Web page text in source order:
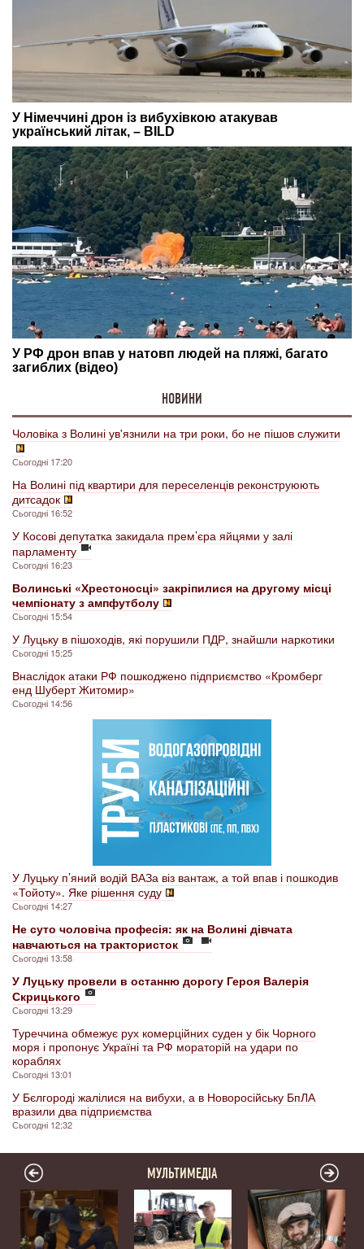
НОВИНИ
Чоловіка з Волині ув'язнили на три роки, бо не пішов служити
Сьогодні 17:20
На Волині під квартири для переселенців реконструюють
дитсадок
Сьогодні 16:52
У Косові депутатка закидала прем’єра яйцями у залі
парламенту
Сьогодні 16:23
Волинські «Хрестоносці» закріпилися на другому місці
чемпіонату з ампфутболу
Сьогодні 15:54
У Луцьку в пішоходів, які порушили ПДР, знайшли наркотики
Сьогодні 15:25
Внаслідок атаки РФ пошкоджено підприємство «Кромберг
енд Шуберт Житомир»
Сьогодні 14:56
У Луцьку п’яний водій ВАЗа віз вантаж, а той впав і пошкодив
«Тойоту». Яке рішення суду
Сьогодні 14:27
Не суто чоловіча професія: як на Волині дівчата
навчаються на трактористок
Сьогодні 13:58
У Луцьку провели в останню дорогу Героя Валерія
Скрицького
Сьогодні 13:29
Туреччина обмежує рух комерційних суден у бік Чорного
моря і пропонує Україні та РФ мораторій на удари по
кораблях
Сьогодні 13:01
У Бєлгороді жалілися на вибухи, а в Новоросійську БпЛА
вразили два підприємства
Сьогодні 12:32
МУЛЬТИМЕДІА